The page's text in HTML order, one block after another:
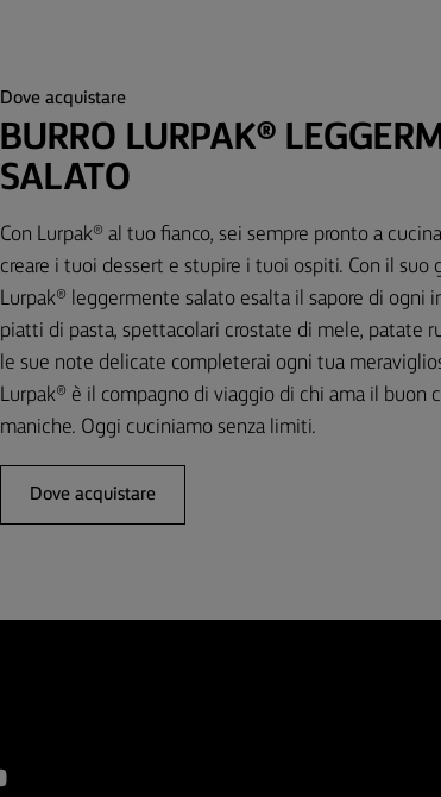
Dove acquistare
BURRO LURPAK®
SALATO
Con Lurpak® al tuo fianco, sei sempre pronto a
creare i tuoi dessert e stupire i tuoi ospiti. Con il suo
Lurpak® leggermente salato esalta il sapore di ogni
piatti di pasta, spettacolari crostate di mele, patate
le sue note delicate completerai ogni tua
Lurpak® è il compagno di viaggio di chi ama il buon
maniche. Oggi cuciniamo senza limiti.
Dove acquistare